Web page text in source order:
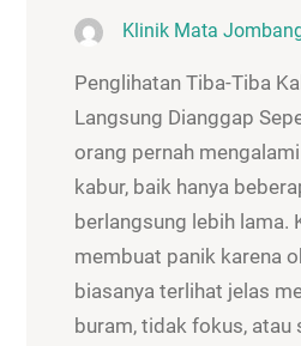
Klinik Mata
Penglihatan Tiba-Tiba
Langsung Dianggap
orang pernah
kabur, baik hanya
berlangsung lebih lama.
membuat panik karena
biasanya terlihat jelas
buram, tidak fokus,